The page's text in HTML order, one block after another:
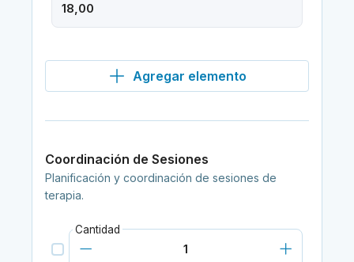
Agregar elemento
Coordinación de Sesiones
Planificación y coordinación de sesiones de
terapia.
Cantidad